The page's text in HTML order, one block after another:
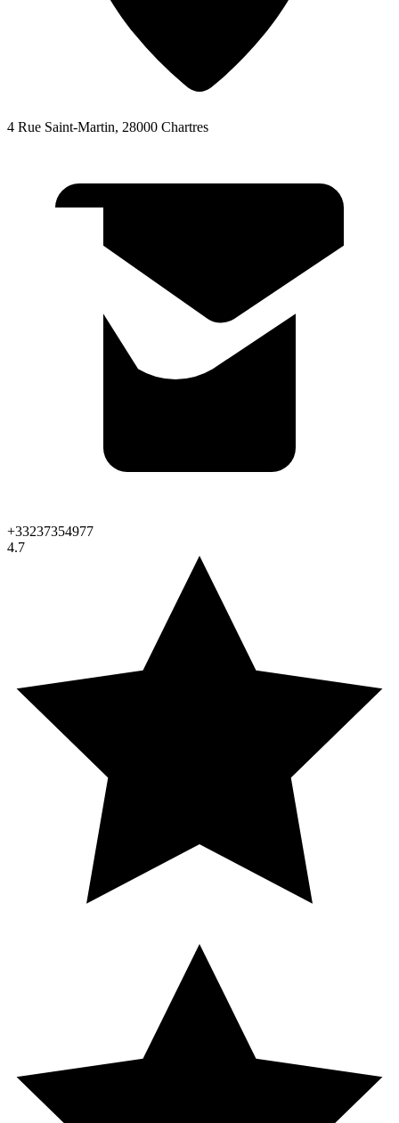
4 Rue Saint-Martin, 28000 Chartres
+33237354977
4.7